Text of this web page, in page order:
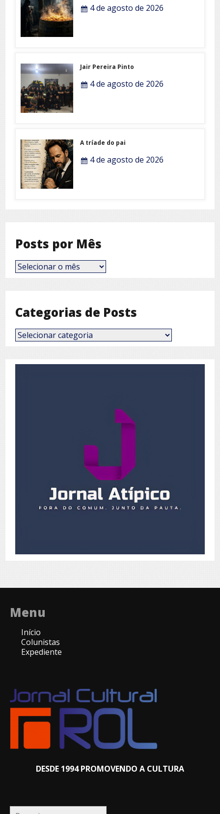
4 de agosto de 2026
Jair Pereira Pinto
4 de agosto de 2026
A tríade do pai
4 de agosto de 2026
Posts por Mês
Posts
por
Categorias de Posts
Categorias
de
Menu
Início
Colunistas
Expediente
DESDE 1994 PROMOVENDO A CULTURA
Pesquisar